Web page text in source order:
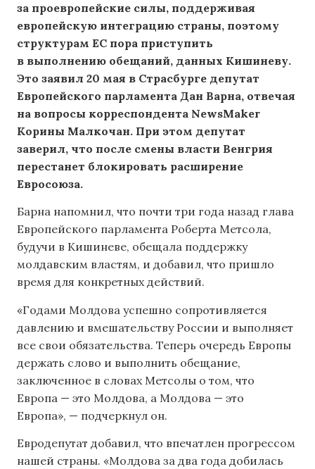
за проевропейские силы, поддерживая
европейскую интеграцию страны, поэтому
структурам ЕС пора приступить
в выполнению обещаний, данных Кишиневу.
Это заявил 20 мая в Страсбурге депутат
Европейского парламента Дан Варна, отвечая
на вопросы корреспондента NewsMaker
Корины Малкочан. При этом депутат
заверил, что после смены власти Венгрия
перестанет блокировать расширение
Евросоюза.
Барна напомнил, что почти три года назад глава
Европейского парламента Роберта Метсола,
будучи в Кишиневе, обещала поддержку
молдавским властям, и добавил, что пришло
время для конкретных действий.
«Годами Молдова успешно сопротивляется
давлению и вмешательству России и выполняет
все свои обязательства. Теперь очередь Европы
держать слово и выполнить обещание,
заключенное в словах Метсолы о том, что
Европа — это Молдова, а Молдова — это
Европа», — подчеркнул он.
Евродепутат добавил, что впечатлен прогрессом
нашей страны. «Молдова за два года добилась